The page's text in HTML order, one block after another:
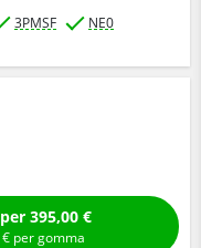
3PMSF NE0
Compra con montaggio per 395,00 €
€ per gomma